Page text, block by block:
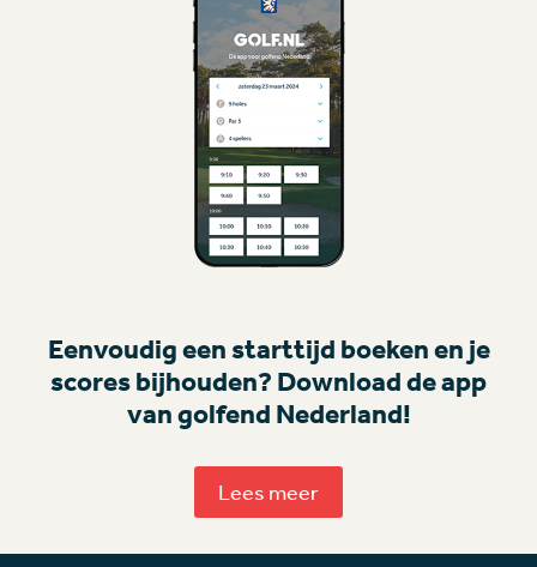
Eenvoudig een starttijd boeken en je
scores bijhouden? Download de app
van golfend Nederland!
Lees meer